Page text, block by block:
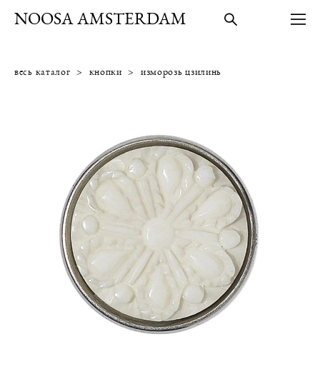
NOOSA AMSTERDAM
весь каталог > кнопки > изморозь цзилинь